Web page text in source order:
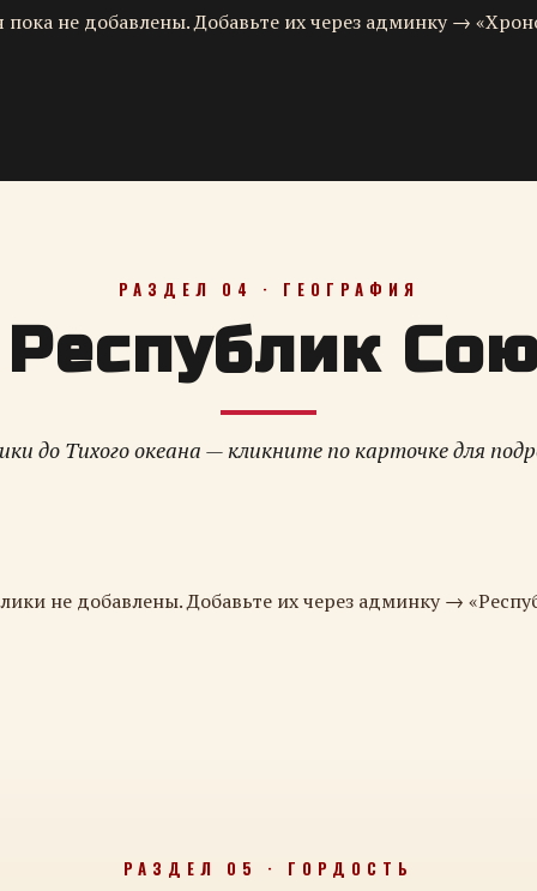
пока не добавлены. Добавьте их через админку →
РАЗДЕЛ 04 · ГЕОГРАФИЯ
Республик
до Тихого океана — кликните по карточке для
не добавлены. Добавьте их через админку →
РАЗДЕЛ 05 · ГОРДОСТЬ